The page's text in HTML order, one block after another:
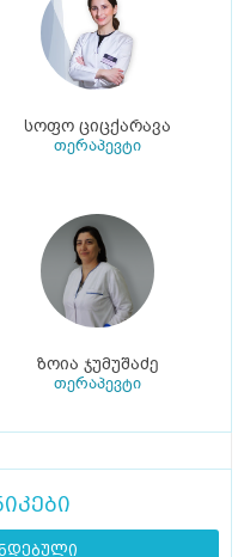
სოფო ციცქარავა
თერაპევტი
ზოია ჯუმუშაძე
თერაპევტი